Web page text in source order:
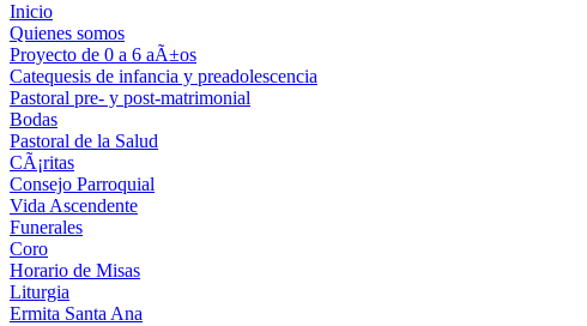
Inicio
Quienes somos
Proyecto de 0 a 6 aÃ±os
Catequesis de infancia y preadolescencia
Pastoral pre- y post-matrimonial
Bodas
Pastoral de la Salud
CÃ¡ritas
Consejo Parroquial
Vida Ascendente
Funerales
Coro
Horario de Misas
Liturgia
Ermita Santa Ana